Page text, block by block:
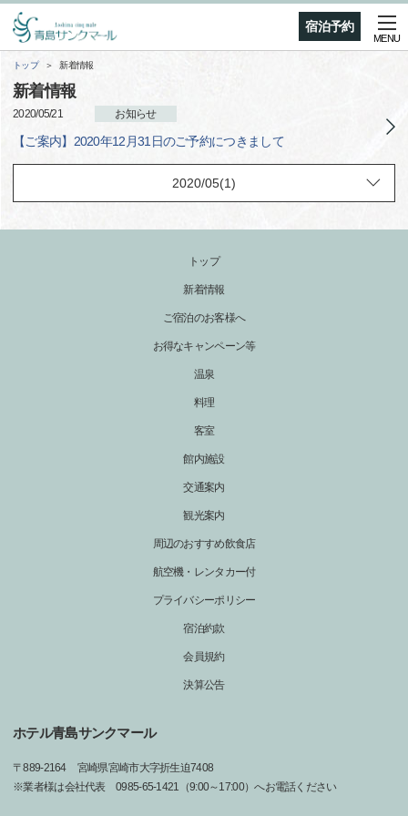
宿泊予約
MENU
トップ 新着情報
新着情報
2020/05/21 お知らせ
【ご案内】2020年12月31日のご予約につきまして
トップ
新着情報
ご宿泊のお客様へ
お得なキャンペーン等
温泉
料理
客室
館内施設
交通案内
観光案内
周辺のおすすめ飲食店
航空機・レンタカー付
プライバシーポリシー
宿泊約款
会員規約
決算公告
ホテル青島サンクマール
〒889-2164
宮崎県宮崎市大字折生迫7408
※業者様は会社代表 0985-65-1421（9:00～17:00）へお電話ください